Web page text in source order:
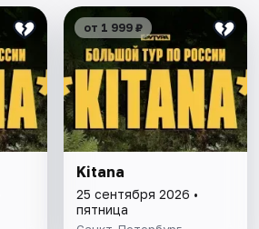
от 1 999 ₽
Kitana
25 сентября 2026 •
пятница